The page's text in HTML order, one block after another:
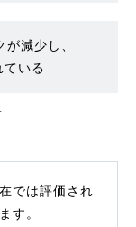
減少し、
ている
では評価され
す。